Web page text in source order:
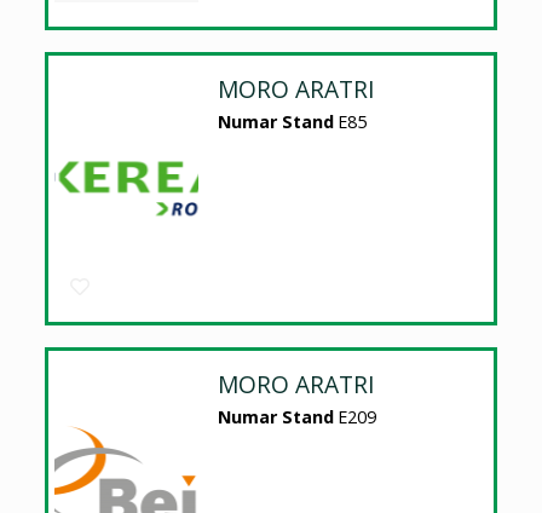
MORO ARATRI
Numar Stand E85
MORO ARATRI
Numar Stand E209